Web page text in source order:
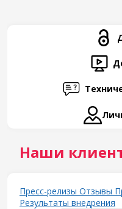
Наши
Пресс-релизы Отзывы
Результаты внедрения